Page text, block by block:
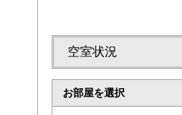
空室状況
お部屋を選択